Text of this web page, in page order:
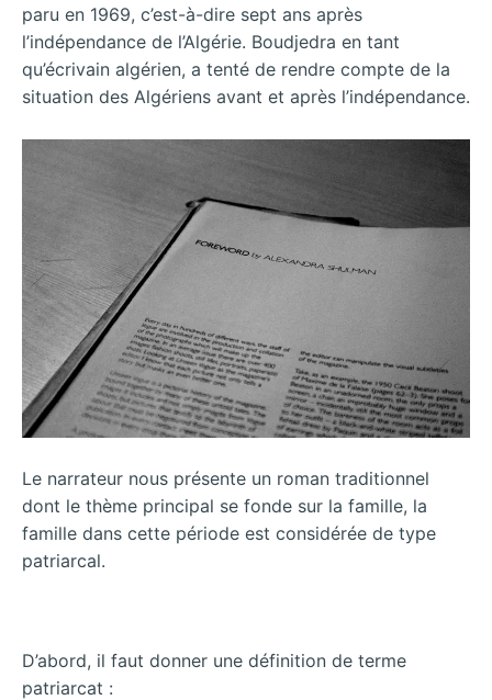
paru en 1969, c’est-à-dire sept ans après
l’indépendance de l’Algérie. Boudjedra en tant
qu’écrivain algérien, a tenté de rendre compte de la
situation des Algériens avant et après l’indépendance.
Le narrateur nous présente un roman traditionnel
dont le thème principal se fonde sur la famille, la
famille dans cette période est considérée de type
patriarcal.
D’abord, il faut donner une définition de terme
patriarcat :